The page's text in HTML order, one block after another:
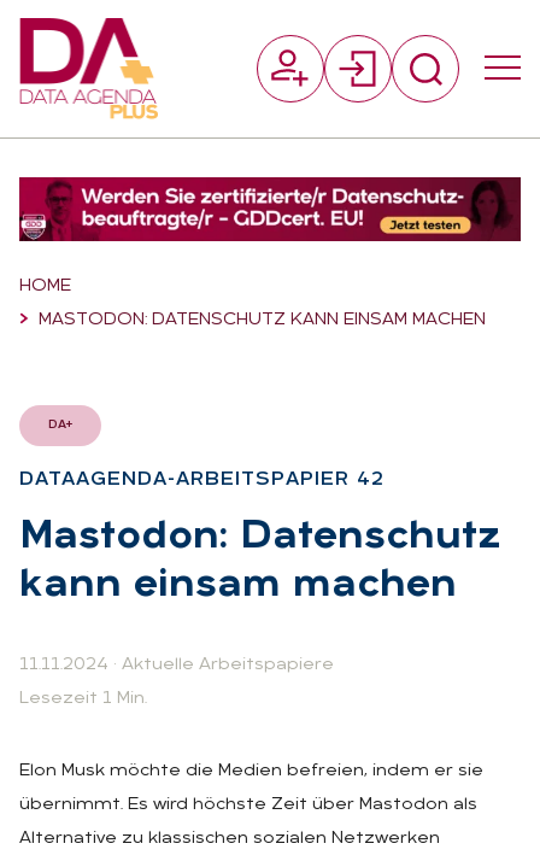
Breadcrumb-Navigation
HOME
MASTODON: DATENSCHUTZ KANN EINSAM MACHEN
DA+
DATAAGEN­DA-AR­BEITS­PA­PIER 42
:Mastodon: Da­ten­schutz
kann ein­sam ma­chen
11.11.2024 · Aktuelle Arbeitspapiere
Lesezeit 1 Min.
Elon Musk möchte die Medien befreien, indem er sie
übernimmt. Es wird höchste Zeit über Mastodon als
Alternative zu klassischen sozialen Netzwerken